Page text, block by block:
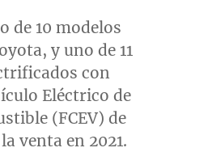
de 10 modelos
y uno de 11
con
Eléctrico de
(FCEV) de
venta en 2021.